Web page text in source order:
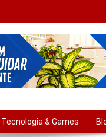
Tecnologia & Games